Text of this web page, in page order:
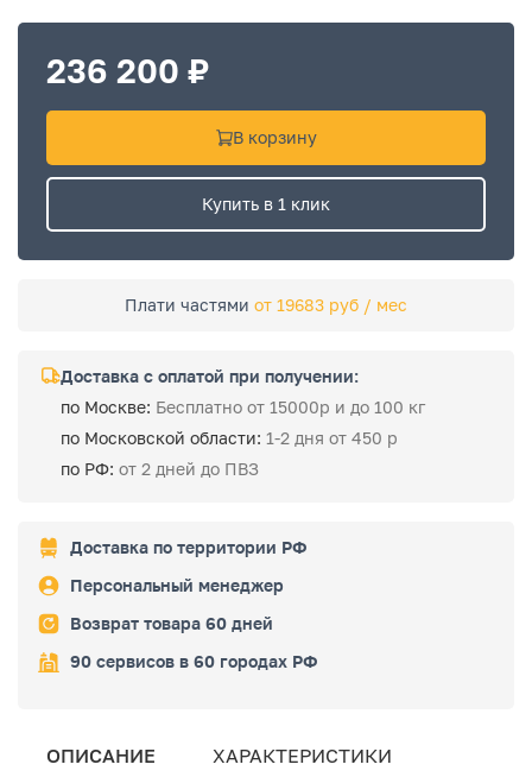
236 200 ₽
В корзину
Купить в 1 клик
Плати частями от 19683 руб / мес
Доставка с оплатой при получении:
по Москве: Бесплатно от 15000р и до 100 кг
по Московской области: 1-2 дня от 450 р
по РФ: от 2 дней до ПВЗ
Доставка по территории РФ
Персональный менеджер
Возврат товара 60 дней
90 сервисов в 60 городах РФ
ОПИСАНИЕ ХАРАКТЕРИСТИКИ